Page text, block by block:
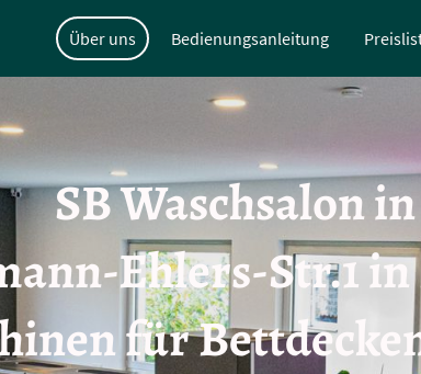
Über uns Bedienungsanleitung
SB Waschsalon
Ehlers-Str.1
für